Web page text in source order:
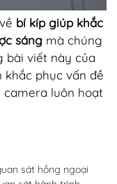
bí kíp giúp khắc
sáng mà chúng
bài viết này của
phục vấn đề
luôn hoạt
sát hồng ngoại